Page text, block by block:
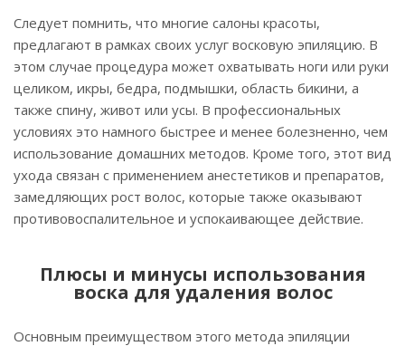
Следует помнить, что многие салоны красоты,
предлагают в рамках своих услуг восковую эпиляцию. В
этом случае процедура может охватывать ноги или руки
целиком, икры, бедра, подмышки, область бикини, а
также спину, живот или усы. В профессиональных
условиях это намного быстрее и менее болезненно, чем
использование домашних методов. Кроме того, этот вид
ухода связан с применением анестетиков и препаратов,
замедляющих рост волос, которые также оказывают
противовоспалительное и успокаивающее действие.
Плюсы и минусы использования
воска для удаления волос
Основным преимуществом этого метода эпиляции